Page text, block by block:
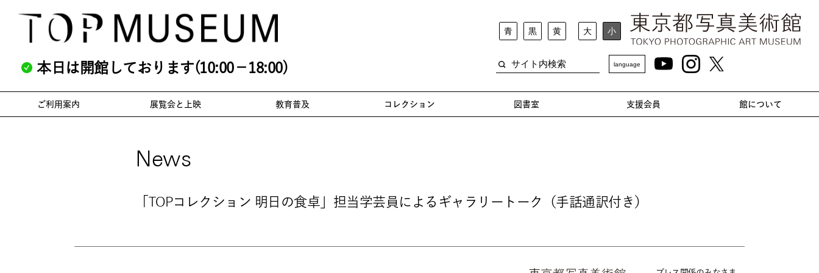
本日は開館しております(10:00－18:00)
青 黒 黄 大 小
language
ご利用案内 展覧会と上映 教育普及 コレクション 図書室 支援会員 館について
News
「TOPコレクション 明日の食卓」担当学芸員によるギャラリートーク（手話通訳付き）